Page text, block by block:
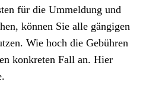
für die Ummeldung und
können Sie alle gängigen
Wie hoch die Gebühren
konkreten Fall an. Hier